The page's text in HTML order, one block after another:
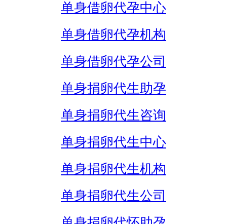
单身借卵代孕中心
单身借卵代孕机构
单身借卵代孕公司
单身捐卵代生助孕
单身捐卵代生咨询
单身捐卵代生中心
单身捐卵代生机构
单身捐卵代生公司